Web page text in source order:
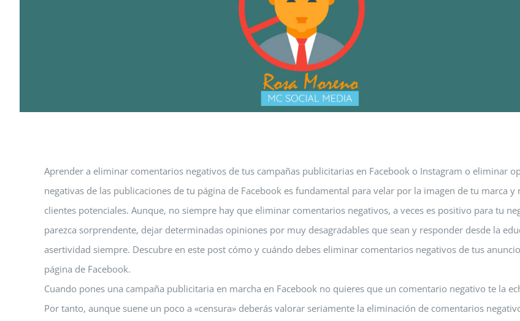
Aprender a eliminar comentarios negativos de tus campañas publicitarias en Facebook o Instagram o eliminar
negativas de las publicaciones de tu página de Facebook es fundamental para velar por la imagen de tu marca y
clientes potenciales. Aunque, no siempre hay que eliminar comentarios negativos, a veces es positivo para tu
parezca sorprendente, dejar determinadas opiniones por muy desagradables que sean y responder desde la
asertividad siempre. Descubre en este post cómo y cuándo debes eliminar comentarios negativos de tus
página de Facebook.
Cuando pones una campaña publicitaria en marcha en Facebook no quieres que un comentario negativo te la
Por tanto, aunque suene un poco a «censura» deberás valorar seriamente la eliminación de comentarios